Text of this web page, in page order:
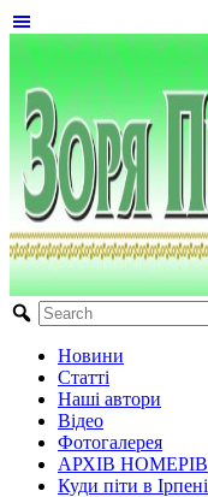
Новини
Статті
Наші автори
Відео
Фотогалерея
АРХІВ НОМЕРІВ
Куди піти в Ірпені